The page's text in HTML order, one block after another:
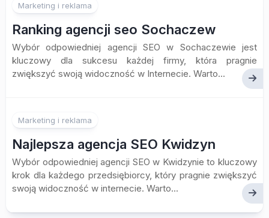
Marketing i reklama
Ranking agencji seo Sochaczew
Wybór odpowiedniej agencji SEO w Sochaczewie jest
kluczowy dla sukcesu każdej firmy, która pragnie
zwiększyć swoją widoczność w Internecie. Warto...
Marketing i reklama
Najlepsza agencja SEO Kwidzyn
Wybór odpowiedniej agencji SEO w Kwidzynie to kluczowy
krok dla każdego przedsiębiorcy, który pragnie zwiększyć
swoją widoczność w internecie. Warto...